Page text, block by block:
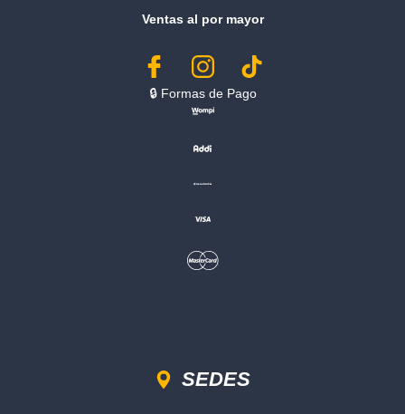
Ventas al por mayor
🔒︎ Formas de Pago
SEDES